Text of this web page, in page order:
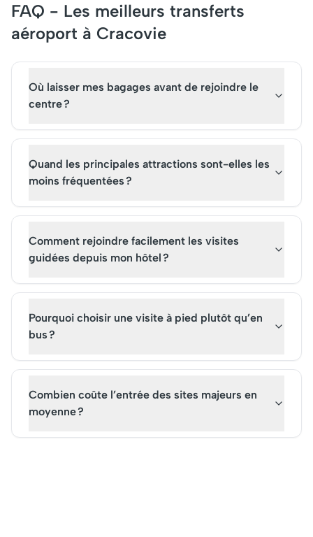
FAQ - Les meilleurs transferts
aéroport à Cracovie
Où laisser mes bagages avant de rejoindre le
centre ?
Quand les principales attractions sont-elles les
moins fréquentées ?
Comment rejoindre facilement les visites
guidées depuis mon hôtel ?
Pourquoi choisir une visite à pied plutôt qu’en
bus ?
Combien coûte l’entrée des sites majeurs en
moyenne ?